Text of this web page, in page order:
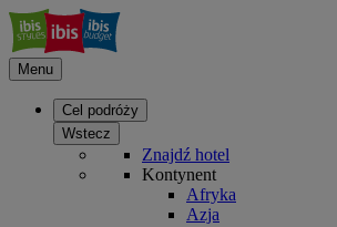
Menu
Cel podróży
Wstecz
Znajdź hotel
Kontynent
Afryka
Azja